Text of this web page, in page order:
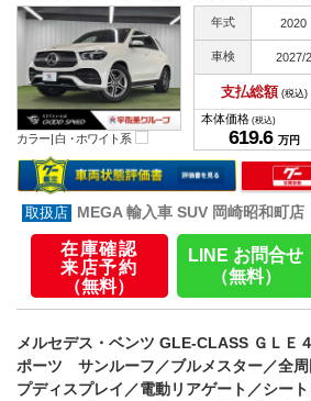
カラー |白・ホワイト系
年式 2020
車検 2027/2
支払総額 (税込)
本体価格 (税込)
619.6 万円
MEGA 輸入車 SUV 岡崎昭和町店
在庫確認
来店予約
（無料）
LINE お問合せ
（無料）
メルセデス・ベンツ GLE-CLASS ＧＬ
ポーツ サンルーフ／ブルメスター／全周
プディスプレイ／電動リアゲート／シー